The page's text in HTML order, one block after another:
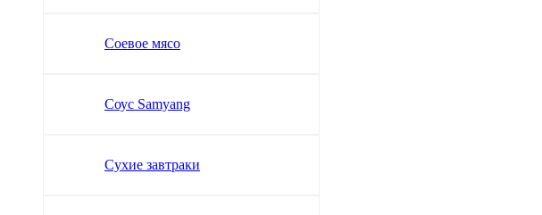
Соевое мясо
Соус Samyang
Сухие завтраки